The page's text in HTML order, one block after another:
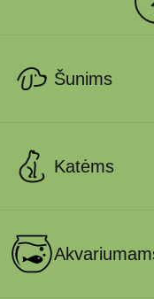
Šunims
Katėms
Dry Lamb